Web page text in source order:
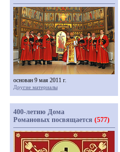
основан 9 мая 2011 г.
Другие материалы
400-летию Дома
Романовых посвящается (577)